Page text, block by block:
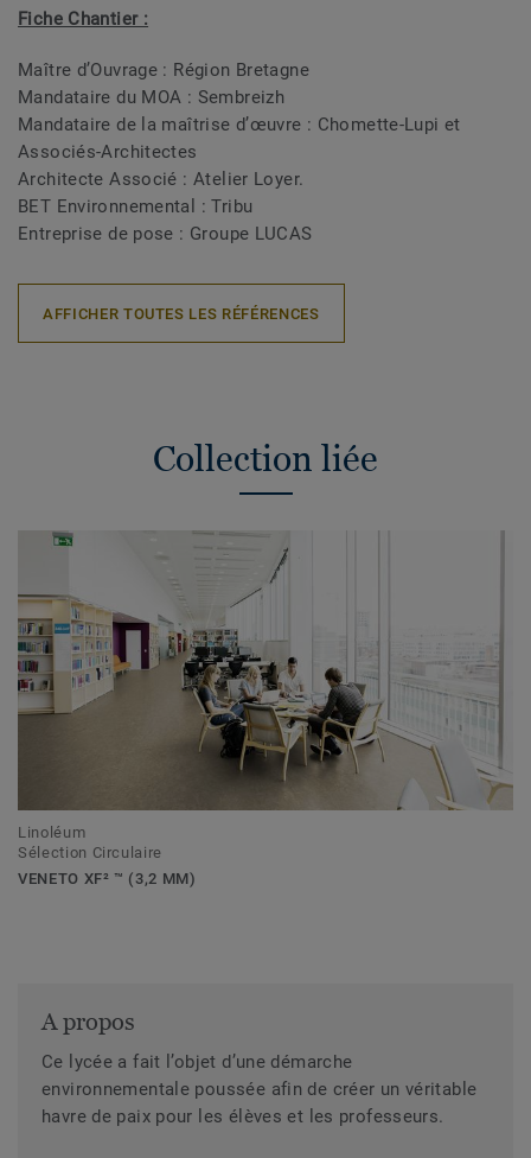
Fiche Chantier :
Maître d’Ouvrage : Région Bretagne
Mandataire du MOA : Sembreizh
Mandataire de la maîtrise d’œuvre : Chomette-Lupi et
Associés-Architectes
Architecte Associé : Atelier Loyer.
BET Environnemental : Tribu
Entreprise de pose : Groupe LUCAS
AFFICHER TOUTES LES RÉFÉRENCES
Collection liée
Linoléum
Sélection Circulaire
VENETO XF² ™ (3,2 MM)
A propos
Ce lycée a fait l’objet d’une démarche
environnementale poussée afin de créer un véritable
havre de paix pour les élèves et les professeurs.